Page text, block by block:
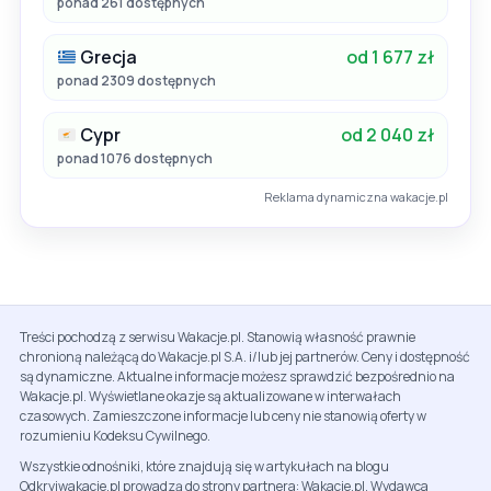
Grecja od 1 677 zł
ponad 2309 dostępnych
Cypr od 2 040 zł
ponad 1076 dostępnych
Reklama dynamiczna wakacje.pl
Treści pochodzą z serwisu Wakacje.pl. Stanowią własność prawnie
chronioną należącą do Wakacje.pl S.A. i/lub jej partnerów. Ceny i dostępność
są dynamiczne. Aktualne informacje możesz sprawdzić bezpośrednio na
Wakacje.pl. Wyświetlane okazje są aktualizowane w interwałach
czasowych. Zamieszczone informacje lub ceny nie stanowią oferty w
rozumieniu Kodeksu Cywilnego.
Wszystkie odnośniki, które znajdują się w artykułach na blogu
Odkryjwakacje.pl prowadzą do strony partnera: Wakacje.pl. Wydawca